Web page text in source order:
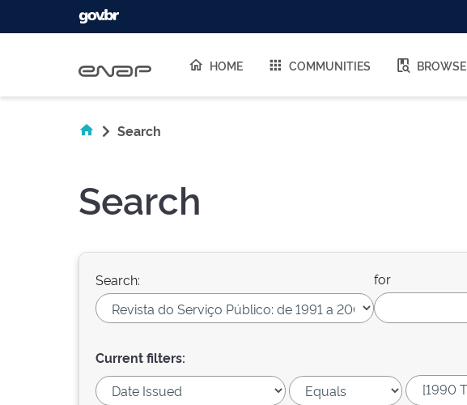
HOME COMMUNITIES BROWSE
Search
Search
Search: for
Current filters: